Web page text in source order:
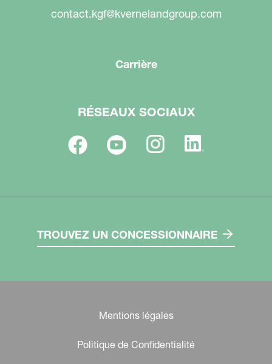
contact.kgf@kvernelandgroup.com
Carrière
RÉSEAUX SOCIAUX
TROUVEZ UN CONCESSIONNAIRE
Mentions légales
Politique de Confidentialité